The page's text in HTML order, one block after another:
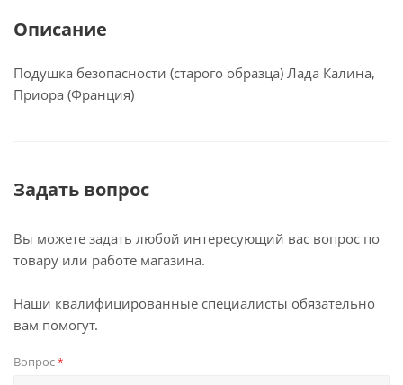
Описание
Подушка безопасности (старого образца) Лада Калина,
Приора (Франция)
Задать вопрос
Вы можете задать любой интересующий вас вопрос по
товару или работе магазина.
Наши квалифицированные специалисты обязательно
вам помогут.
Вопрос*